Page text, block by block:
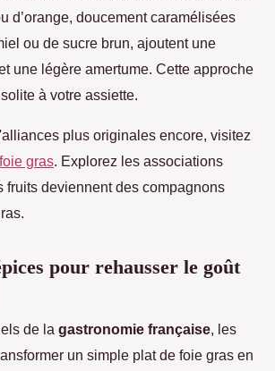
d’orange, doucement caramélisées
ou de sucre brun, ajoutent une
une légère amertume. Cette approche
à votre assiette.
plus originales encore, visitez
gras. Explorez les associations
fruits deviennent des compagnons
pour rehausser le goût
de la gastronomie française , les
un simple plat de foie gras en